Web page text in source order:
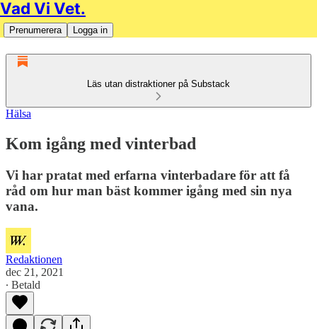
Vad Vi Vet.
Prenumerera Logga in
Läs utan distraktioner på Substack
Hälsa
Kom igång med vinterbad
Vi har pratat med erfarna vinterbadare för att få
råd om hur man bäst kommer igång med sin nya
vana.
Redaktionen
dec 21, 2021
∙ Betald